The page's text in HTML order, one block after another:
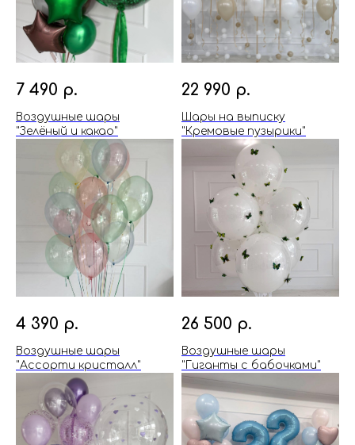
7 490 р.
Воздушные шары
"Зелёный и какао"
22 990 р.
Шары на выписку
"Кремовые пузырики"
4 390 р.
Воздушные шары
"Ассорти кристалл"
26 500 р.
Воздушные шары
"Гиганты с бабочками"